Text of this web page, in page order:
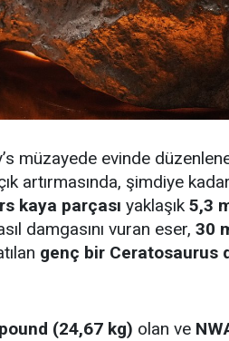
müzayede evinde
artırmasında, şimdiye
kaya parçası yaklaşık 5,3
damgasını vuran eser, 30
genç bir Ceratosaurus
(24,67 kg) olan ve